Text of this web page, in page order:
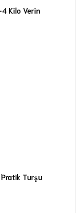
Kilo Verin
Turşu